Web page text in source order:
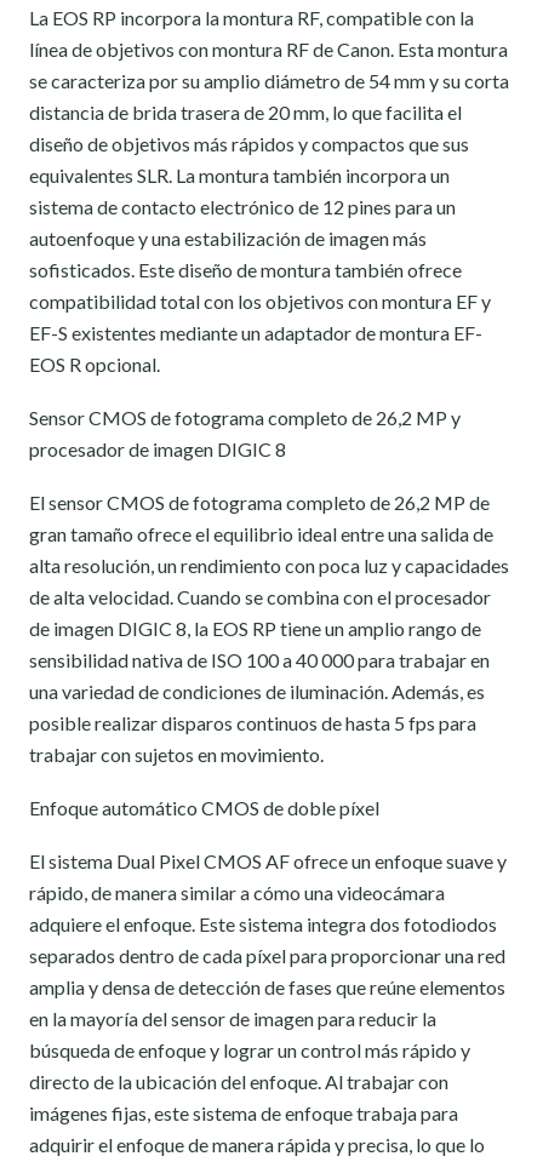
La EOS RP incorpora la montura RF, compatible con la
línea de objetivos con montura RF de Canon. Esta montura
se caracteriza por su amplio diámetro de 54 mm y su corta
distancia de brida trasera de 20 mm, lo que facilita el
diseño de objetivos más rápidos y compactos que sus
equivalentes SLR. La montura también incorpora un
sistema de contacto electrónico de 12 pines para un
autoenfoque y una estabilización de imagen más
sofisticados. Este diseño de montura también ofrece
compatibilidad total con los objetivos con montura EF y
EF-S existentes mediante un adaptador de montura EF-
EOS R opcional.
Sensor CMOS de fotograma completo de 26,2 MP y
procesador de imagen DIGIC 8
El sensor CMOS de fotograma completo de 26,2 MP de
gran tamaño ofrece el equilibrio ideal entre una salida de
alta resolución, un rendimiento con poca luz y capacidades
de alta velocidad. Cuando se combina con el procesador
de imagen DIGIC 8, la EOS RP tiene un amplio rango de
sensibilidad nativa de ISO 100 a 40 000 para trabajar en
una variedad de condiciones de iluminación. Además, es
posible realizar disparos continuos de hasta 5 fps para
trabajar con sujetos en movimiento.
Enfoque automático CMOS de doble píxel
El sistema Dual Pixel CMOS AF ofrece un enfoque suave y
rápido, de manera similar a cómo una videocámara
adquiere el enfoque. Este sistema integra dos fotodiodos
separados dentro de cada píxel para proporcionar una red
amplia y densa de detección de fases que reúne elementos
en la mayoría del sensor de imagen para reducir la
búsqueda de enfoque y lograr un control más rápido y
directo de la ubicación del enfoque. Al trabajar con
imágenes fijas, este sistema de enfoque trabaja para
adquirir el enfoque de manera rápida y precisa, lo que lo